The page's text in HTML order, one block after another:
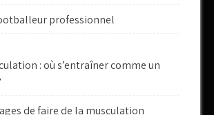
professionnel
: où s’entraîner comme un
de faire de la musculation